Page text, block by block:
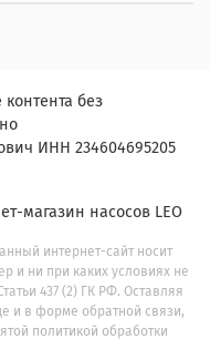
без
ИНН 234604695205
магазин насосов LEO
интернет-сайт носит
и ни при каких условиях не
437 (2) ГК РФ. Оставляя
и в форме обратной связи,
политикой обработки